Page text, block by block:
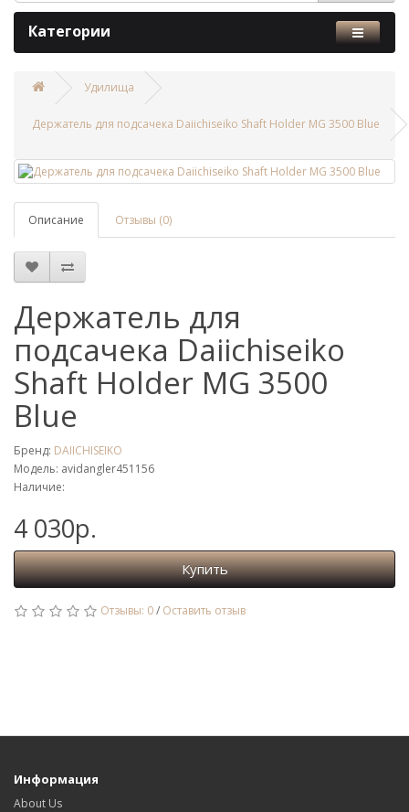
Категории
Удилища
Держатель для подсачека Daiichiseiko Shaft Holder MG 3500 Blue
Описание Отзывы (0)
Держатель для
подсачека Daiichiseiko
Shaft Holder MG 3500
Blue
Бренд: DAIICHISEIKO
Модель: avidangler451156
Наличие:
4 030р.
Купить
Отзывы: 0/ Оставить отзыв
Информация
About Us